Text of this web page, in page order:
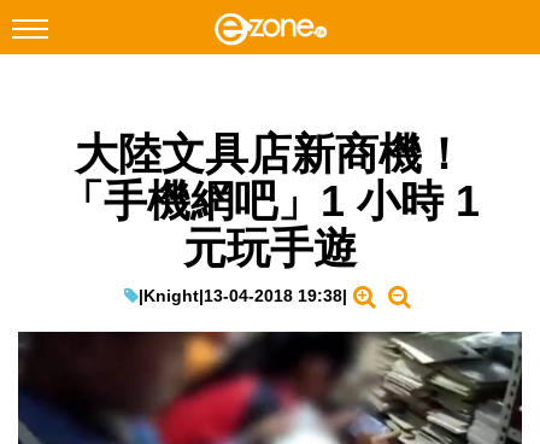
Facebook Instagram
教學評測
EduTech
IT Times
大陸文具店新商機！
「手機網吧」1 小時 1
元玩手遊
|Knight|13-04-2018 19:38|